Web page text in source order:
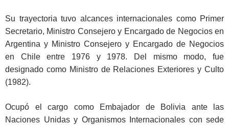
Su trayectoria tuvo alcances internacionales como Primer
Secretario, Ministro Consejero y Encargado de Negocios en
Argentina y Ministro Consejero y Encargado de Negocios
en Chile entre 1976 y 1978. Del mismo modo, fue
designado como Ministro de Relaciones Exteriores y Culto
(1982).
Ocupó el cargo como Embajador de Bolivia ante las
Naciones Unidas y Organismos Internacionales con sede